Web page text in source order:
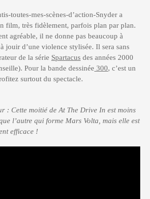
toutes-mes-scènes-d’action-Snyder a
film, très fidèlement, parfois plan par plan.
agréable, il ne donne pas beaucoup à
jouir d’une violence stylisée. Il sera sans
de la série Spartacus des années 2000
Pour la bande dessinée 300, c’est un
surtout du spectacle.
: Cette moitié de At The Drive In est moins
l’autre qui forme Mars Volta, mais elle est
efficace !